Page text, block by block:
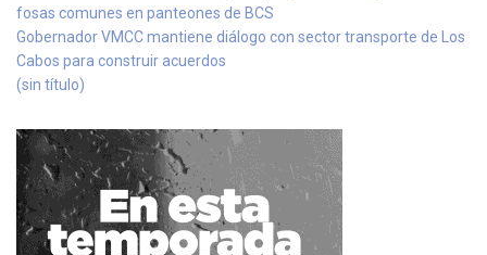
fosas comunes en panteones de BCS
Gobernador VMCC mantiene diálogo con sector transporte de Los
Cabos para construir acuerdos
(sin título)